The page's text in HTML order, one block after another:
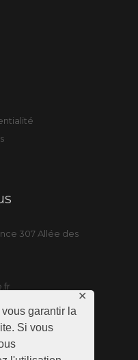
garantir la
Si vous
✕
307 Allée des